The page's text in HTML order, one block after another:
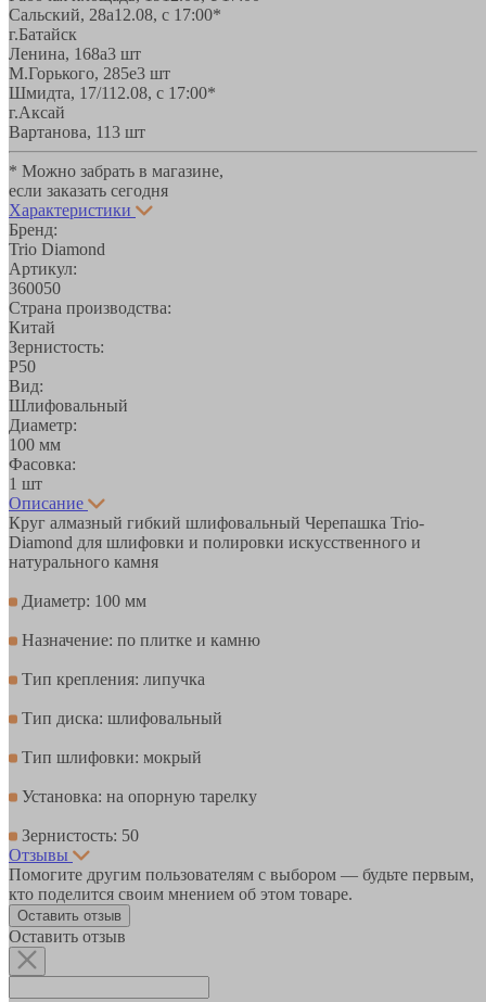
Сальский, 28a12.08, с 17:00*
г.Батайск
Ленина, 168а3 шт
М.Горького, 285е3 шт
Шмидта, 17/112.08, с 17:00*
г.Аксай
Вартанова, 113 шт
* Можно забрать в магазине,
если заказать сегодня
Характеристики
Бренд:
Trio Diamond
Артикул:
360050
Страна производства:
Китай
Зернистость:
Р50
Вид:
Шлифовальный
Диаметр:
100 мм
Фасовка:
1 шт
Описание
Круг алмазный гибкий шлифовальный Черепашка Trio-
Diamond для шлифовки и полировки искусственного и
натурального камня
Диаметр: 100 мм
Назначение: по плитке и камню
Тип крепления: липучка
Тип диска: шлифовальный
Тип шлифовки: мокрый
Установка: на опорную тарелку
Зернистость: 50
Отзывы
Помогите другим пользователям с выбором — будьте первым,
кто поделится своим мнением об этом товаре.
Оставить отзыв
Оставить отзыв